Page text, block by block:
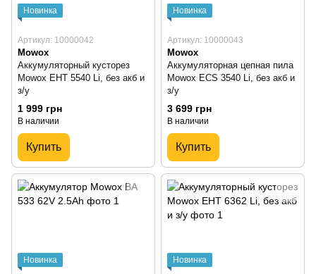
Новинка
Артикул: 10000042
Mowox
Аккумуляторный кусторез
Mowox EHT 5540 Li, без акб и
з/у
1 999 грн
В наличии
Купить
Новинка
Артикул: 10000043
Mowox
Аккумуляторная цепная пила
Mowox ECS 3540 Li, без акб и
з/у
3 699 грн
В наличии
Купить
Новинка Новинка